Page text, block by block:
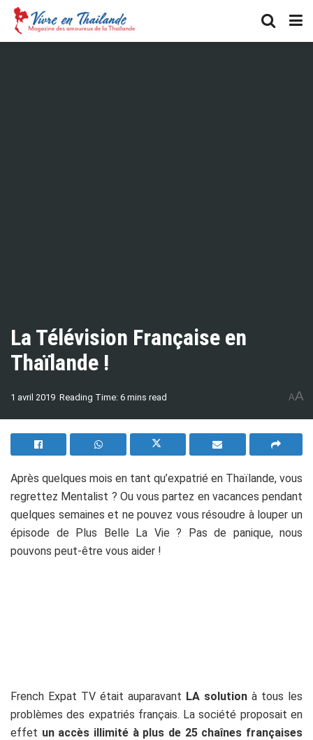
La Télévision Française en
Thaïlande !
1 avril 2019 Reading Time: 6 mins read AA
Après quelques mois en tant qu’expatrié en Thaïlande, vous
regrettez Mentalist ? Ou vous partez en vacances pendant
quelques semaines et ne pouvez vous résoudre à louper un
épisode de Plus Belle La Vie ? Pas de panique, nous
pouvons peut-être vous aider !
French Expat TV était auparavant LA solution à tous les
problèmes des expatriés français. La société proposait en
effet un accès illimité à plus de 25 chaînes françaises